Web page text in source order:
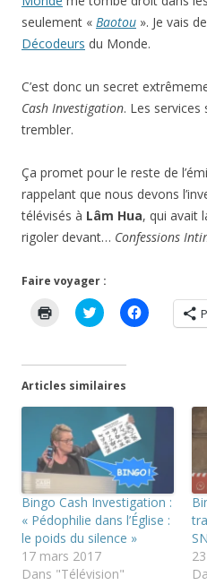
seulement « Baotou ». Je vais
Décodeurs du Monde.
C’est donc un secret
Cash Investigation. Les
trembler.
Ça promet pour le reste de
rappelant que nous devons
télévisés à Lâm Hua, qui avait
rigoler devant… Confessions
Faire voyager :
e
r
p
o
r
i
m
p
r
m
e
r
o
u
v
r
C
l
e
z
p
o
r
p
a
r
t
g
e
r
s
u
r
T
w
C
l
o
r
t
a
g
e
r
s
Articles similaires
Bingo Cash Investigation :
« Pédophilie dans l’Église :
le poids du silence »
17 mars 2017
Dans "Télévision"